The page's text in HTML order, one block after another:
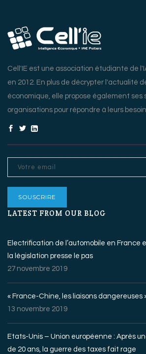
Cell'IE est une association étudiante de
en 2012. En plus de décrypter l'actualité
économique, elle propose également ses
organisations pour répondre à leurs
LATEST FROM OUR BLOG
Electrification de l’automobile en France
la législation presse le pas
27 novembre 2019
« France-Chine, les liaisons dangereuses
13 novembre 2019
Etats-Unis – Union européenne : Après
de 20 ans, la guerre des taxes fait rage